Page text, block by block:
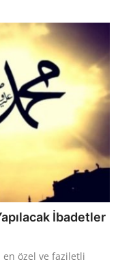
İbadetler
özel ve faziletli